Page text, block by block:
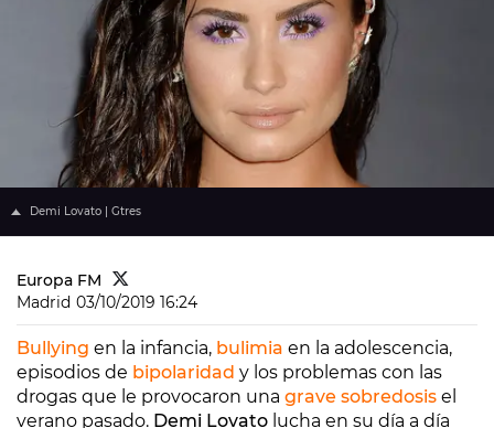
Demi Lovato | Gtres
Europa FM
Madrid 03/10/2019 16:24
Bullying en la infancia, bulimia en la adolescencia,
episodios de bipolaridad y los problemas con las
drogas que le provocaron una grave sobredosis el
verano pasado. Demi Lovato lucha en su día a día